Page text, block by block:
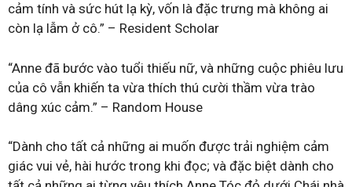
cảm tính và sức hút lạ kỳ, vốn là đặc trưng mà không ai
còn lạ lẫm ở cô.” – Resident Scholar
“Anne đã bước vào tuổi thiếu nữ, và những cuộc phiêu lưu
của cô vẫn khiến ta vừa thích thú cười thầm vừa trào
dâng xúc cảm.” – Random House
“Dành cho tất cả những ai muốn được trải nghiệm cảm
giác vui vẻ, hài hước trong khi đọc; và đặc biệt dành cho